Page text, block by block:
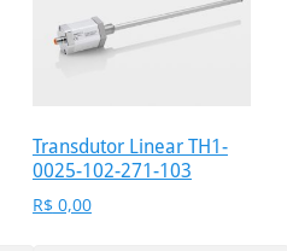
Transdutor Linear TH1-
0025-102-271-103
R$ 0,00